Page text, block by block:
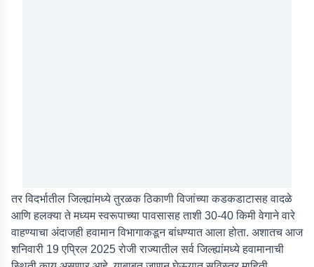
तर विदर्भातील जिल्ह्यांमध्ये तुरळक ठिकाणी विजांच्या कडकडाटासह वादळे
आणि हलक्या ते मध्यम स्वरूपाच्या पावसासह ताशी 30-40 किमी वेगाने वारे
वाहण्याचा अंदाजही हवामान विभागाकडून बांधण्यात आला होता. अशातच आज
शनिवारी 19 एप्रिल 2025 रोजी राज्यातील सर्व जिल्ह्यांमध्ये हवामानाची